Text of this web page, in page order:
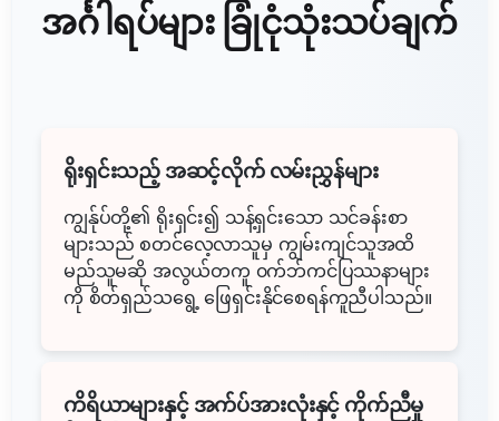
အင်္ဂါရပ်များ ခြုံငုံသုံးသပ်ချက်
ရိုးရှင်းသည့် အဆင့်လိုက် လမ်းညွှန်များ
ကျွန်ုပ်တို့၏ ရိုးရှင်း၍ သန့်ရှင်းသော သင်ခန်းစာ
များသည် စတင်လေ့လာသူမှ ကျွမ်းကျင်သူအထိ
မည်သူမဆို အလွယ်တကူ ၀က်ဘ်ကင်ပြဿနာများ
ကို စိတ်ရှည်သရွေ့ ဖြေရှင်းနိုင်စေရန်ကူညီပါသည်။
ကိရိယာများနှင့် အက်ပ်အားလုံးနှင့် ကိုက်ညီမှု